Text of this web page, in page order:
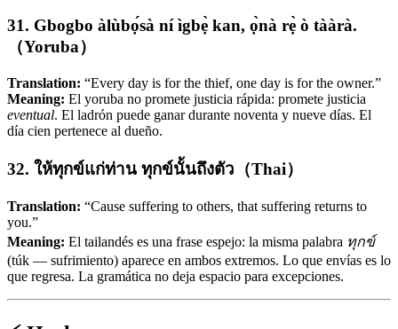
31. Gbogbo àlùbọ́sà ní ìgbẹ̀ kan, ọ̀nà rẹ̀ ò tààrà.
（Yoruba）
Translation: “Every day is for the thief, one day is for the owner.”
Meaning: El yoruba no promete justicia rápida: promete justicia
eventual. El ladrón puede ganar durante noventa y nueve días. El
día cien pertenece al dueño.
32. ให้ทุกข์แก่ท่าน ทุกข์นั้นถึงตัว（Thai）
Translation: “Cause suffering to others, that suffering returns to
you.”
Meaning: El tailandés es una frase espejo: la misma palabra ทุกข์
(túk — sufrimiento) aparece en ambos extremos. Lo que envías es lo
que regresa. La gramática no deja espacio para excepciones.